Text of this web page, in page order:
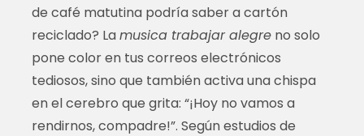
de café matutina podría saber a cartón
reciclado? Lamusica trabajar alegreno solo
pone color en tus correos electrónicos
tediosos, sino que también activa una chispa
en el cerebro que grita: “¡Hoy no vamos a
rendirnos, compadre!”. Según estudios de